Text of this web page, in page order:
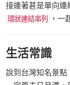
接連著甚是單向連
環狀連結串列 ，一
生活常識
說到台灣知名景點